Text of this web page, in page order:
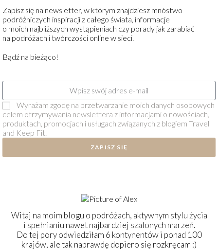
Zapisz się na newsletter, w którym znajdziesz mnóstwo
podróżniczych inspiracji z całego świata, informacje
o moich najbliższych wystąpieniach czy porady jak zarabiać
na podróżach i twórczości online w sieci.
Bądź na bieżąco!
Wyrażam zgodę na przetwarzanie moich danych osobowych
celem otrzymywania newslettera z informacjami o nowościach,
produktach, promocjach i usługach związanych z blogiem Travel
and Keep Fit.
ZAPISZ SIĘ
Witaj na moim blogu o podróżach, aktywnym stylu życia
i spełnianiu nawet najbardziej szalonych marzeń.
Do tej pory odwiedziłam 6 kontynentów i ponad 100
krajów, ale tak naprawdę dopiero się rozkręcam :)